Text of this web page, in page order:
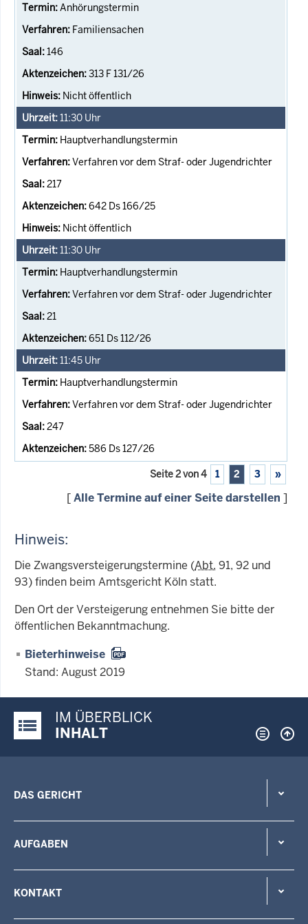
Anhörungstermin
Familiensachen
146
313 F 131/26
Nicht öffentlich
11:30 Uhr
Hauptverhandlungstermin
Verfahren vor dem Straf- oder Jugendrichter
217
642 Ds 166/25
Nicht öffentlich
11:30 Uhr
Hauptverhandlungstermin
Verfahren vor dem Straf- oder Jugendrichter
21
651 Ds 112/26
11:45 Uhr
Hauptverhandlungstermin
Verfahren vor dem Straf- oder Jugendrichter
247
586 Ds 127/26
Seite 2 von 4 1 2 3 »
[Alle Termine auf einer Seite darstellen ]
Hinweis:
Die Zwangsversteigerungstermine (Abt. 91, 92 und
93) finden beim Amtsgericht Köln statt.
Den Ort der Versteigerung entnehmen Sie bitte der
öffentlichen Bekanntmachung.
Bieterhinweise
Stand: August 2019
Justiz-Portal im Überblick:
IM ÜBERBLICK
INHALT
DAS GERICHT
AUFGABEN
KONTAKT